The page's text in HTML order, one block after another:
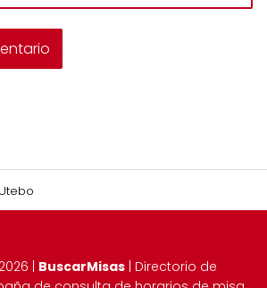
Utebo
2026 BuscarMisas | Directorio de